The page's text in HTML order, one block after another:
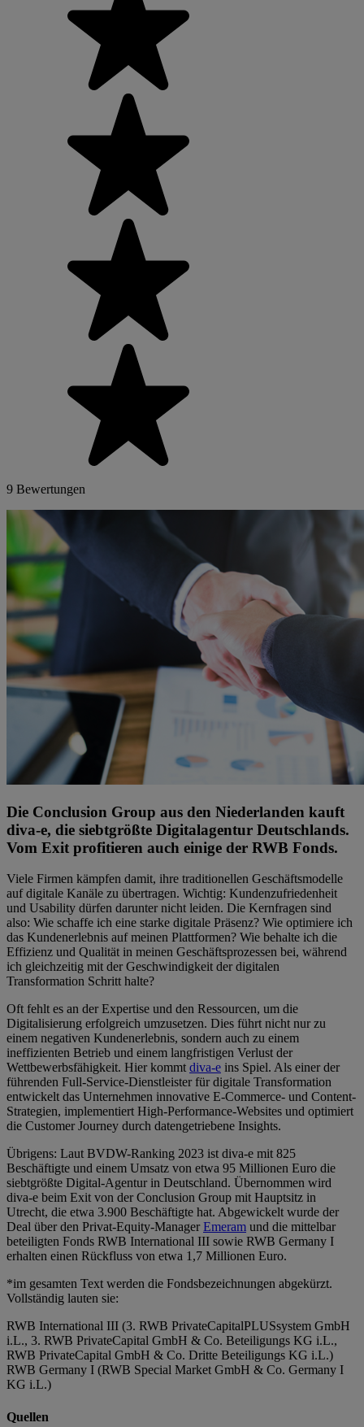
9 Bewertungen
Die Conclusion Group aus den Niederlanden kauft
diva-e, die siebtgrößte Digitalagentur Deutschlands.
Vom Exit profitieren auch einige der RWB Fonds.
Viele Firmen kämpfen damit, ihre traditionellen Geschäftsmodelle
auf digitale Kanäle zu übertragen. Wichtig: Kundenzufriedenheit
und Usability dürfen darunter nicht leiden. Die Kernfragen sind
also: Wie schaffe ich eine starke digitale Präsenz? Wie optimiere ich
das Kundenerlebnis auf meinen Plattformen? Wie behalte ich die
Effizienz und Qualität in meinen Geschäftsprozessen bei, während
ich gleichzeitig mit der Geschwindigkeit der digitalen
Transformation Schritt halte?
Oft fehlt es an der Expertise und den Ressourcen, um die
Digitalisierung erfolgreich umzusetzen. Dies führt nicht nur zu
einem negativen Kundenerlebnis, sondern auch zu einem
ineffizienten Betrieb und einem langfristigen Verlust der
Wettbewerbsfähigkeit. Hier kommt diva-e ins Spiel. Als einer der
führenden Full-Service-Dienstleister für digitale Transformation
entwickelt das Unternehmen innovative E-Commerce- und Content-
Strategien, implementiert High-Performance-Websites und optimiert
die Customer Journey durch datengetriebene Insights.
Übrigens: Laut BVDW-Ranking 2023 ist diva-e mit 825
Beschäftigte und einem Umsatz von etwa 95 Millionen Euro die
siebtgrößte Digital-Agentur in Deutschland. Übernommen wird
diva-e beim Exit von der Conclusion Group mit Hauptsitz in
Utrecht, die etwa 3.900 Beschäftigte hat. Abgewickelt wurde der
Deal über den Privat-Equity-ManagerEmeram und die mittelbar
beteiligten Fonds RWB International III sowie RWB Germany I
erhalten einen Rückfluss von etwa 1,7 Millionen Euro.
*im gesamten Text werden die Fondsbezeichnungen abgekürzt.
Vollständig lauten sie:
RWB International III (3. RWB PrivateCapitalPLUSsystem GmbH
i.L., 3. RWB PrivateCapital GmbH & Co. Beteiligungs KG i.L.,
RWB PrivateCapital GmbH & Co. Dritte Beteiligungs KG i.L.)
RWB Germany I (RWB Special Market GmbH & Co. Germany I
KG i.L.)
Quellen